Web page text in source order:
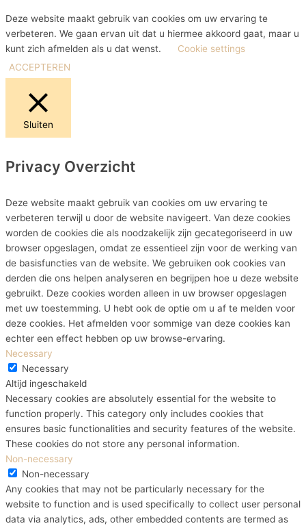
Deze website maakt gebruik van cookies om uw ervaring te
verbeteren. We gaan ervan uit dat u hiermee akkoord gaat, maar u
kunt zich afmelden als u dat wenst.
Cookie settings
ACCEPTEREN
Sluiten
Privacy Overzicht
Deze website maakt gebruik van cookies om uw ervaring te
verbeteren terwijl u door de website navigeert. Van deze cookies
worden de cookies die als noodzakelijk zijn gecategoriseerd in uw
browser opgeslagen, omdat ze essentieel zijn voor de werking van
de basisfuncties van de website. We gebruiken ook cookies van
derden die ons helpen analyseren en begrijpen hoe u deze website
gebruikt. Deze cookies worden alleen in uw browser opgeslagen
met uw toestemming. U hebt ook de optie om u af te melden voor
deze cookies. Het afmelden voor sommige van deze cookies kan
echter een effect hebben op uw browse-ervaring.
Necessary
Necessary
Altijd ingeschakeld
Necessary cookies are absolutely essential for the website to
function properly. This category only includes cookies that
ensures basic functionalities and security features of the website.
These cookies do not store any personal information.
Non-necessary
Non-necessary
Any cookies that may not be particularly necessary for the
website to function and is used specifically to collect user personal
data via analytics, ads, other embedded contents are termed as